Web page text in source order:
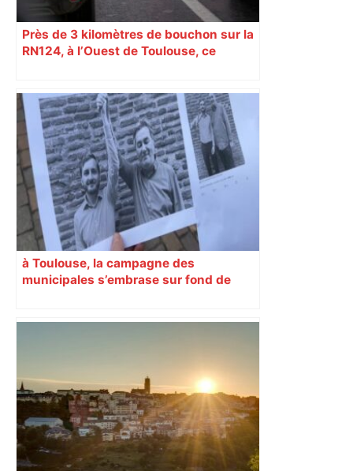
Près de 3 kilomètres de bouchon sur la
RN124, à l’Ouest de Toulouse, ce
à Toulouse, la campagne des
municipales s’embrase sur fond de